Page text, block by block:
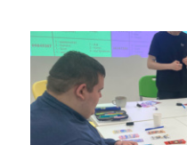
Статья